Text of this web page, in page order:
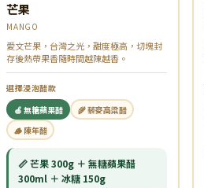
芒果
MANGO
愛文芒果，台灣之光，甜度極高，切塊封
存後熱帶果香隨時間越陳越香。
選擇浸泡醋款
🍏 無糖蘋果醋
🌾 藜麥高粱醋
🪵 陳年醋
📏 芒果 300g ＋ 無糖蘋果醋
300ml ＋ 冰糖 150g